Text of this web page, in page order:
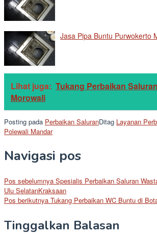
Jasa Pipa Buntu Purwokerto
Lihat juga: Tukang Perbaikan
Morowali
Posting pada Perbaikan SaluranDitag Layanan
Polewali Mandar
Navigasi pos
Pos sebelumnya Spesialis Perbaikan Saluran
Ulu SelatanKraksaan
Pos berikutnya Tukang Perbaikan WC Buntu di
Tinggalkan Balasan